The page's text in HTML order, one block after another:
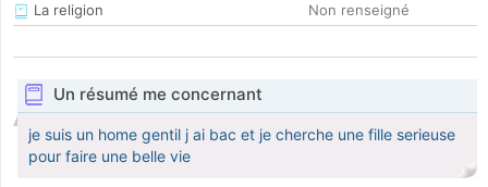
La religion
Non renseigné
Un résumé me concernant
je suis un home gentil j ai bac et je cherche une fille serieuse
pour faire une belle vie